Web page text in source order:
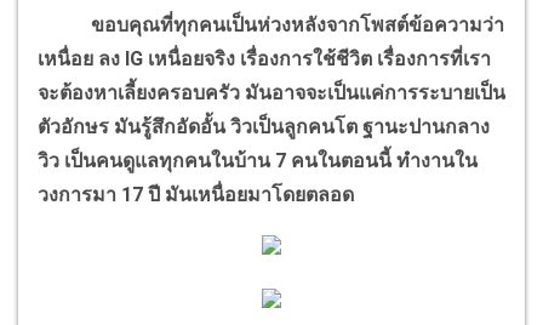
ขอบคุณที่ทุกคนเป็นห่วงหลังจากโพสต์ข้อความว่า
เหนื่อย ลง IG เหนื่อยจริง เรื่องการใช้ชีวิต เรื่องการที่เรา
จะต้องหาเลี้ยงครอบครัว มันอาจจะเป็นแค่การระบายเป็น
ตัวอักษร มันรู้สึกอัดอั้น วิวเป็นลูกคนโต ฐานะปานกลาง
วิว เป็นคนดูแลทุกคนในบ้าน 7 คนในตอนนี้ ทำงานใน
วงการมา 17 ปี มันเหนื่อยมาโดยตลอด